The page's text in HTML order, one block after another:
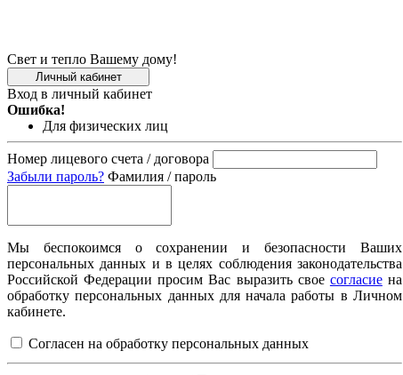
Свет и тепло Вашему дому!
Личный кабинет
Вход в личный кабинет
Ошибка!
Для физических лиц
Номер лицевого счета / договора
Забыли пароль? Фамилия / пароль
Мы беспокоимся о сохранении и безопасности Ваших
персональных данных и в целях соблюдения законодательства
Российской Федерации просим Вас выразить свое согласиена
обработку персональных данных для начала работы в Личном
кабинете.
Согласен на обработку персональных данных